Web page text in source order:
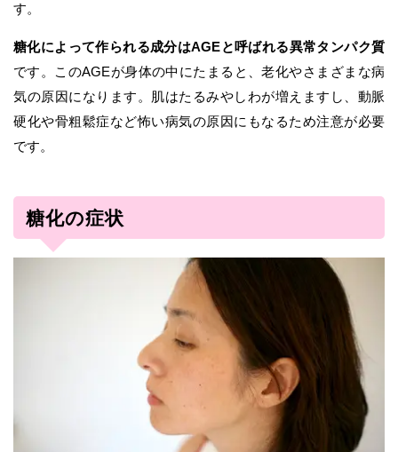
す。
糖化によって作られる成分はAGEと呼ばれる異常タンパク質
です。このAGEが身体の中にたまると、老化やさまざまな病
気の原因になります。肌はたるみやしわが増えますし、動脈
硬化や骨粗鬆症など怖い病気の原因にもなるため注意が必要
です。
糖化の症状